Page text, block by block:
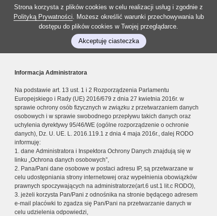
Strona korzysta z plików cookies w celu realizacji usług i zgodnie z
Polityką Prywatności. Możesz określić warunki przechowywania lub
dostępu do plików cookies w Twojej przeglądarce.
Akceptuję ciasteczka
Informacja Administratora
Na podstawie art. 13 ust. 1 i 2 Rozporządzenia Parlamentu
Europejskiego i Rady (UE) 2016/679 z dnia 27 kwietnia 2016r. w
sprawie ochrony osób fizycznych w związku z przetwarzaniem danych
osobowych i w sprawie swobodnego przepływu takich danych oraz
uchylenia dyrektywy 95/46/WE (ogólne rozporządzenie o ochronie
danych), Dz. U. UE. L. 2016.119.1 z dnia 4 maja 2016r., dalej RODO
informuję:
1. dane Administratora i Inspektora Ochrony Danych znajdują się w
linku „Ochrona danych osobowych”,
2. Pana/Pani dane osobowe w postaci adresu IP, są przetwarzane w
celu udostępniania strony internetowej oraz wypełnienia obowiązków
prawnych spoczywających na administratorze(art.6 ust.1 lit.c RODO),
3. jeżeli korzysta Pan/Pani z odnośnika na stronie będącego adresem
e-mail placówki to zgadza się Pan/Pani na przetwarzanie danych w
celu udzielenia odpowiedzi,